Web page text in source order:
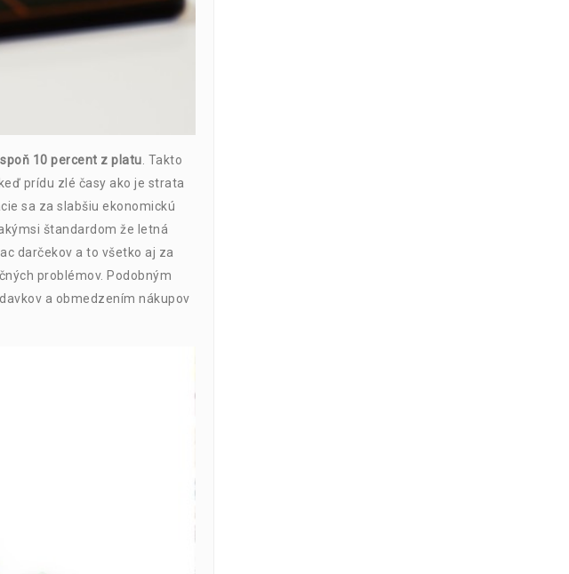
10 percent z platu . Takto
prídu zlé časy ako je strata
sa za slabšiu ekonomickú
štandardom že letná
darčekov a to všetko aj za
problémov. Podobným
a obmedzením nákupov